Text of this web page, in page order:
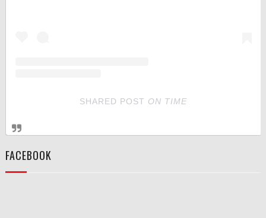
SHARED POST ON TIME
FACEBOOK